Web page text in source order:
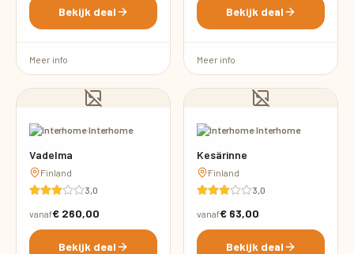
Bekijk deal
Meer info
Bekijk deal
Meer info
·Interhome
Vadelma
Finland
3,0
vanaf€ 260,00
Bekijk deal
·Interhome
Kesärinne
Finland
3,0
vanaf€ 63,00
Bekijk deal